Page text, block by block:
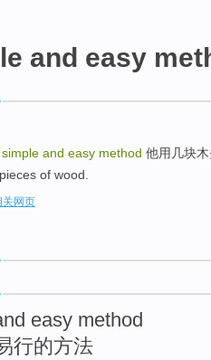
and easy
and easy method 他用几块
of wood.
关网页
easy method
行的方法